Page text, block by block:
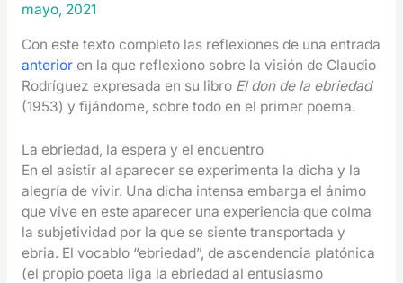
mayo, 2021
Con este texto completo las reflexiones de una entrada
anterior en la que reflexiono sobre la visión de Claudio
Rodríguez expresada en su libro El don de la ebriedad
(1953) y fijándome, sobre todo en el primer poema.
La ebriedad, la espera y el encuentro
En el asistir al aparecer se experimenta la dicha y la
alegría de vivir. Una dicha intensa embarga el ánimo
que vive en este aparecer una experiencia que colma
la subjetividad por la que se siente transportada y
ebria. El vocablo “ebriedad”, de ascendencia platónica
(el propio poeta liga la ebriedad al entusiasmo